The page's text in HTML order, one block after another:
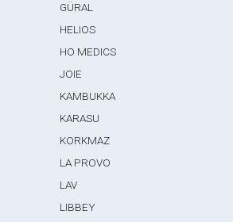
GÜRAL
HELIOS
HO MEDICS
JOIE
KAMBUKKA
KARASU
KORKMAZ
LA PROVO
LAV
LIBBEY